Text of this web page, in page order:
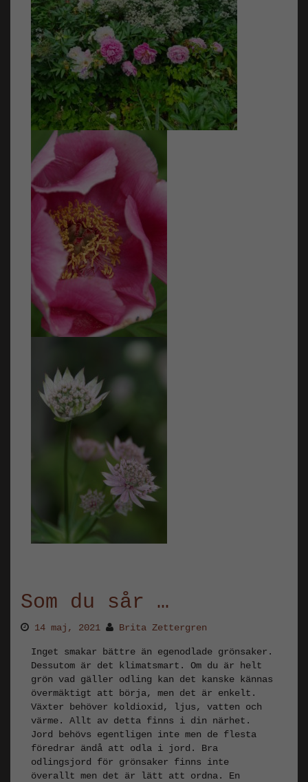
Som du sår …
14 maj, 2021 Brita Zettergren
Inget smakar bättre än egenodlade grönsaker.
Dessutom är det klimatsmart. Om du är helt
grön vad gäller odling kan det kanske kännas
övermäktigt att börja, men det är enkelt.
Växter behöver koldioxid, ljus, vatten och
värme. Allt av detta finns i din närhet.
Jord behövs egentligen inte men de flesta
föredrar ändå att odla i jord. Bra
odlingsjord för grönsaker finns inte
överallt men det är lätt att ordna. En